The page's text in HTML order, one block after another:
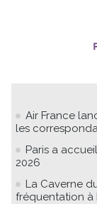
Air France
les
Paris a
2026
La Caverne
fréquentation à